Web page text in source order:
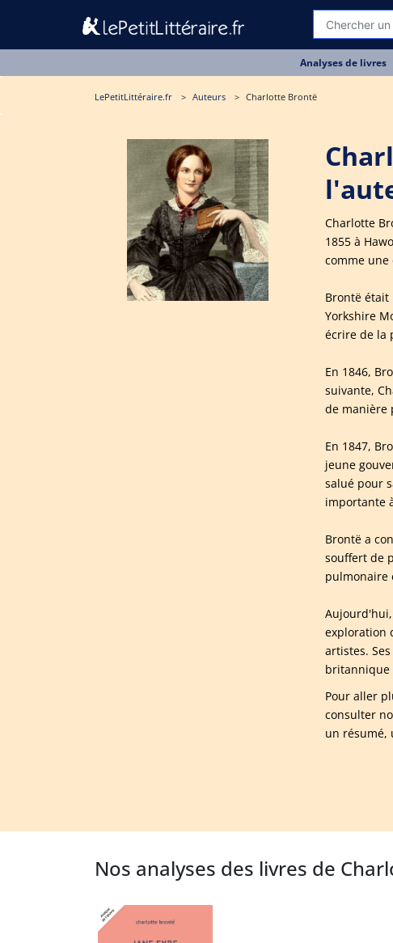
Analyses de livres
LePetitLittéraire.fr Auteurs Charlotte Brontë
Charlotte
1855 à
comme
Brontë était
Yorkshire
écrire de la
En 1846,
suivante,
de manière
En 1847,
jeune
salué pour
importante
Brontë a
souffert de
pulmonaire
exploration
artistes.
britannique
Pour aller
consulter
un résumé,
Nos analyses des livres de